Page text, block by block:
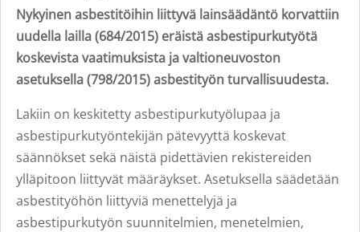
Nykyinen asbestitöihin liittyvä lainsäädäntö korvattiin
uudella lailla (684/2015) eräistä asbestipurkutyötä
koskevista vaatimuksista ja valtioneuvoston
asetuksella (798/2015) asbestityön turvallisuudesta.
Lakiin on keskitetty asbestipurkutyölupaa ja
asbestipurkutyöntekijän pätevyyttä koskevat
säännökset sekä näistä pidettävien rekistereiden
ylläpitoon liittyvät määräykset. Asetuksella säädetään
asbestityöhön liittyviä menettelyjä ja
asbestipurkutyön suunnitelmien, menetelmien,